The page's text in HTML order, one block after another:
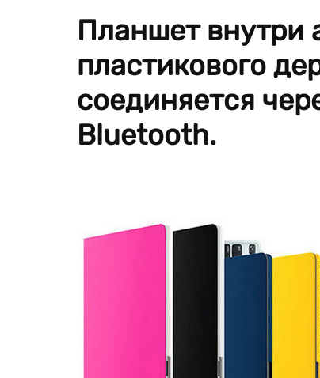
Планшет внутри
пластикового
соединяется
Bluetooth.